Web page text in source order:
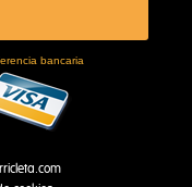
bancaria